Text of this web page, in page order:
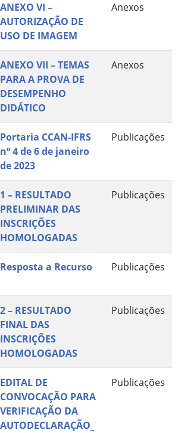
ANEXO VI –
AUTORIZAÇÃO DE
USO DE IMAGEM
Anexos
ANEXO VII – TEMAS
PARA A PROVA DE
DESEMPENHO
DIDÁTICO
Anexos
Portaria CCAN-IFRS
nº 4 de 6 de janeiro
de 2023
Publicações
1 – RESULTADO
PRELIMINAR DAS
INSCRIÇÕES
HOMOLOGADAS
Publicações
Resposta a Recurso Publicações
2 – RESULTADO
FINAL DAS
INSCRIÇÕES
HOMOLOGADAS
Publicações
EDITAL DE
CONVOCAÇÃO PARA
VERIFICAÇÃO DA
AUTODECLARAÇÃO_
Publicações